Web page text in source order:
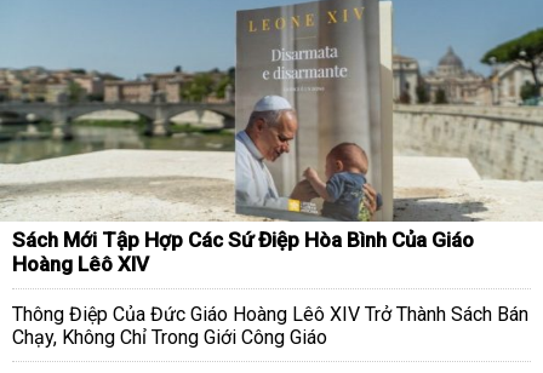
Sách Mới Tập Hợp Các Sứ Điệp Hòa Bình Của Giáo
Hoàng Lêô XIV
Thông Điệp Của Đức Giáo Hoàng Lêô XIV Trở Thành Sách Bán
Chạy, Không Chỉ Trong Giới Công Giáo